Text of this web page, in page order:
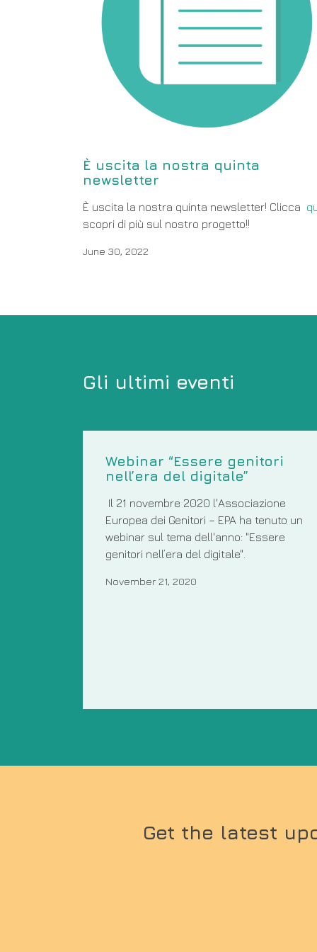
È uscita la nostra quinta
newsletter
È uscita la nostra quinta newsletter! Clicca
scopri di più sul nostro progetto!!
June 30, 2022
Gli ultimi eventi
Webinar “Essere genitori
nell’era del digitale”
Il 21 novembre 2020 l'Associazione
Europea dei Genitori – EPA ha tenuto un
webinar sul tema dell'anno: "Essere
genitori nell’era del digitale".
November 21, 2020
Get the latest